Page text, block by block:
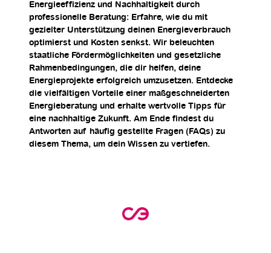
Energieeffizienz und Nachhaltigkeit durch
professionelle Beratung: Erfahre, wie du mit
gezielter Unterstützung deinen Energieverbrauch
optimierst und Kosten senkst. Wir beleuchten
staatliche Fördermöglichkeiten und gesetzliche
Rahmenbedingungen, die dir helfen, deine
Energieprojekte erfolgreich umzusetzen. Entdecke
die vielfältigen Vorteile einer maßgeschneiderten
Energieberatung und erhalte wertvolle Tipps für
eine nachhaltige Zukunft. Am Ende findest du
Antworten auf häufig gestellte Fragen (FAQs) zu
diesem Thema, um dein Wissen zu vertiefen.